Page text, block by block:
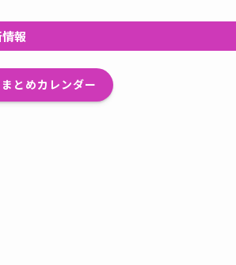
報
とめカレンダー